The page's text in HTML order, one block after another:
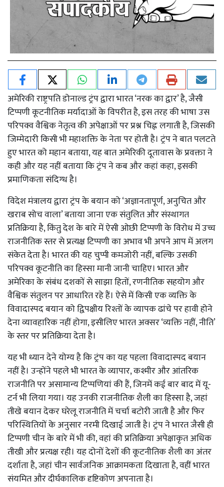
अमेरिकी राष्ट्रपति डोनाल्ड ट्रंप द्वारा भारत ‘नरक का द्वार’ है, जैसी
टिप्पणी कूटनीतिक मर्यादाओं के विपरीत है, इस तरह की भाषा उस
परिपक्व वैश्विक नेतृत्व की अपेक्षाओं पर प्रश्न चिह्न लगाती है, जिसकी
जिम्मेदारी किसी भी महाशक्ति के नेता पर होती है। ट्रंप ने बात पलटते
हुए भारत को महान बताया, यह बात अमेरिकी दूतावास के प्रवक्ता ने
कही और यह नहीं बताया कि ट्रंप ने कब और कहां कहा, इसकी
प्रमाणिकता संदिग्ध है।
विदेश मंत्रालय द्वारा ट्रंप के बयान को ‘अज्ञानतापूर्ण, अनुचित और
खराब सोच वाला’ बताया जाना एक संतुलित और संस्थागत
प्रतिक्रिया है, किंतु देश के बारे में ऐसी ओछी टिप्पणी के विरोध में उच्च
राजनीतिक स्तर से प्रत्यक्ष टिप्पणी का अभाव भी अपने आप में अलग
संकेत देता है। भारत की यह चुप्पी कमजोरी नहीं, बल्कि उसकी
परिपक्व कूटनीति का हिस्सा मानी जानी चाहिए। भारत और
अमेरिका के संबंध दशकों से साझा हितों, रणनीतिक सहयोग और
वैश्विक संतुलन पर आधारित रहे हैं। ऐसे में किसी एक व्यक्ति के
विवादास्पद बयान को द्विपक्षीय रिश्तों के व्यापक ढांचे पर हावी होने
देना व्यावहारिक नहीं होगा, इसीलिए भारत अक्सर ‘व्यक्ति नहीं, नीति’
के स्तर पर प्रतिक्रिया देता है।
यह भी ध्यान देने योग्य है कि ट्रंप का यह पहला विवादास्पद बयान
नहीं है। उन्होंने पहले भी भारत के व्यापार, कश्मीर और आंतरिक
राजनीति पर असामान्य टिप्पणियां की हैं, जिनमें कई बार बाद में यू-
टर्न भी लिया गया। यह उनकी राजनीतिक शैली का हिस्सा है, जहां
तीखे बयान देकर घरेलू राजनीति में चर्चा बटोरी जाती है और फिर
परिस्थितियों के अनुसार नरमी दिखाई जाती है। ट्रंप ने भारत जैसी ही
टिप्पणी चीन के बारे में भी की, वहां की प्रतिक्रिया अपेक्षाकृत अधिक
तीखी और प्रत्यक्ष रही। यह दोनों देशों की कूटनीतिक शैली का अंतर
दर्शाता है, जहां चीन सार्वजनिक आक्रामकता दिखाता है, वहीं भारत
संयमित और दीर्घकालिक दृष्टिकोण अपनाता है।